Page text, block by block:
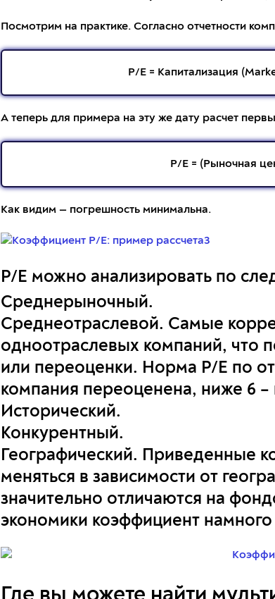
Посмотрим на практике. Согласно отчетности
P/E = Капитализация
А теперь для примера на эту же дату расчет
Р/Е = (Рыночная
Как видим — погрешность минимальна.
P/E можно анализировать по
Среднерыночный.
Среднеотраслевой. Самые
одноотраслевых компаний, что
или переоценки. Норма P/E по
компания переоценена, ниже 6
Исторический.
Конкурентный.
Географический. Приведенные
меняться в зависимости от
значительно отличаются на
экономики коэффициент